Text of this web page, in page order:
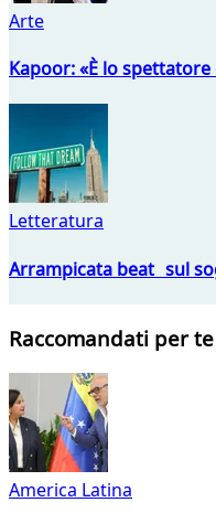
Arte
Kapoor: «È lo spettatore
Letteratura
Arrampicata beat sul
Raccomandati per te
America Latina